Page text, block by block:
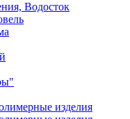
Водосток
изделия